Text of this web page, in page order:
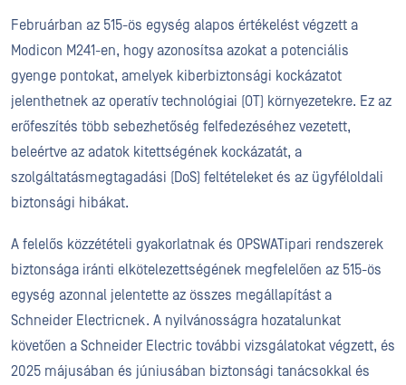
Februárban az 515-ös egység alapos értékelést végzett a
Modicon M241-en, hogy azonosítsa azokat a potenciális
gyenge pontokat, amelyek kiberbiztonsági kockázatot
jelenthetnek az operatív technológiai (OT) környezetekre. Ez az
erőfeszítés több sebezhetőség felfedezéséhez vezetett,
beleértve az adatok kitettségének kockázatát, a
szolgáltatásmegtagadási (DoS) feltételeket és az ügyféloldali
biztonsági hibákat.
A felelős közzétételi gyakorlatnak és OPSWATipari rendszerek
biztonsága iránti elkötelezettségének megfelelően az 515-ös
egység azonnal jelentette az összes megállapítást a
Schneider Electricnek. A nyilvánosságra hozatalunkat
követően a Schneider Electric további vizsgálatokat végzett, és
2025 májusában és júniusában biztonsági tanácsokkal és